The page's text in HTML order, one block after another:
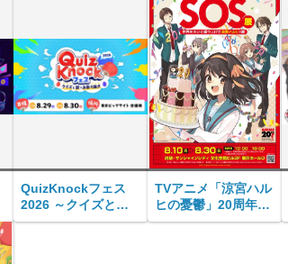
QuizKnockフェス
2026 ～クイズと謎
でお祭り騒ぎ～
TVアニメ「涼宮ハル
ヒの憂鬱」20周年記
念 SOS展 世界を大